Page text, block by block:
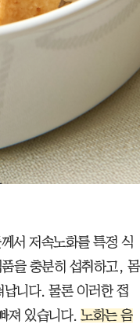
서 저속노화를 특정 식
을 충분히 섭취하고, 몸
납니다. 물론 이러한 접
져 있습니다. 노화는 음